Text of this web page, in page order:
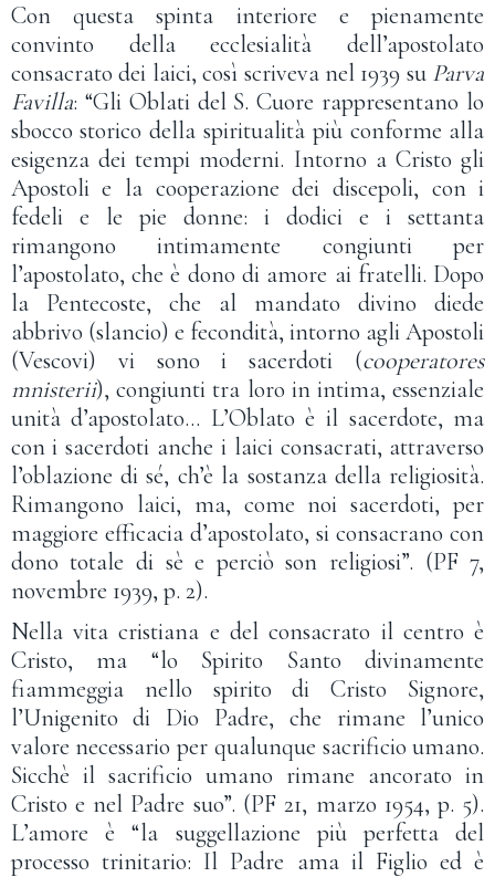
Con questa spinta interiore e pienamente
convinto della ecclesialità dell’apostolato
consacrato dei laici, così scriveva nel 1939 su Parva
Favilla: “Gli Oblati del S. Cuore rappresentano lo
sbocco storico della spiritualità più conforme alla
esigenza dei tempi moderni. Intorno a Cristo gli
Apostoli e la cooperazione dei discepoli, con i
fedeli e le pie donne: i dodici e i settanta
rimangono intimamente congiunti per
l’apostolato, che è dono di amore ai fratelli. Dopo
la Pentecoste, che al mandato divino diede
abbrivo (slancio) e fecondità, intorno agli Apostoli
(Vescovi) vi sono i sacerdoti (cooperatores
mnisterii), congiunti tra loro in intima, essenziale
unità d’apostolato… L’Oblato è il sacerdote, ma
con i sacerdoti anche i laici consacrati, attraverso
l’oblazione di sé, ch’è la sostanza della religiosità.
Rimangono laici, ma, come noi sacerdoti, per
maggiore efficacia d’apostolato, si consacrano con
dono totale di sè e perciò son religiosi”. (PF 7,
novembre 1939, p. 2).
Nella vita cristiana e del consacrato il centro è
Cristo, ma “lo Spirito Santo divinamente
fiammeggia nello spirito di Cristo Signore,
l’Unigenito di Dio Padre, che rimane l’unico
valore necessario per qualunque sacrificio umano.
Sicchè il sacrificio umano rimane ancorato in
Cristo e nel Padre suo”. (PF 21, marzo 1954, p. 5).
L’amore è “la suggellazione più perfetta del
processo trinitario: Il Padre ama il Figlio ed è